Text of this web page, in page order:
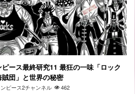
ピース最終研究11 最狂の一味「ロック
賊団」と世界の秘密
ピース2チャンネル 462